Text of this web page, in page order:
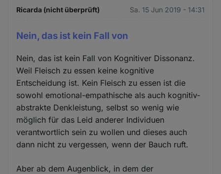
Ricarda (nicht überprüft) Sa. 15 Jun 2019 - 14:31
Nein, das ist kein Fall von
Nein, das ist kein Fall von Kognitiver Dissonanz.
Weil Fleisch zu essen keine kognitive
Entscheidung ist. Kein Fleisch zu essen ist die
sowohl emotional-empathische als auch kognitiv-
abstrakte Denkleistung, selbst so wenig wie
möglich für das Leid anderer Individuen
verantwortlich sein zu wollen und dieses auch
dann nicht zu vergessen, wenn der Bauch ruft.
Aber ab dem Augenblick, in dem der